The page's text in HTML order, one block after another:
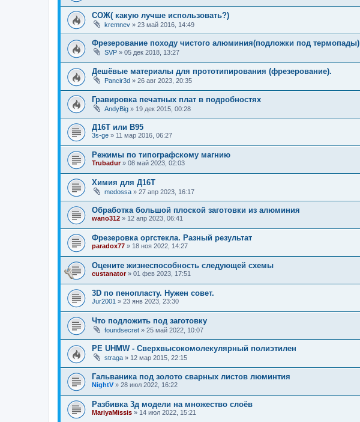
COЖ( какую лучше использовать?)
kremnev » 23 май 2016, 14:49
Фрезерование походу чистого алюминия(подложки под термопады)
SVP » 05 дек 2018, 13:27
Дешёвые материалы для прототипирования (фрезерование).
Pancir3d » 26 авг 2023, 20:35
Гравировка печатных плат в подробностях
AndyBig » 19 дек 2015, 00:28
Д16Т или В95
3s-ge » 11 мар 2016, 06:27
Режимы по типографскому магнию
Trubadur» 08 май 2023, 02:03
Химия для Д16Т
medossa » 27 апр 2023, 16:17
Обработка большой плоской заготовки из алюминия
wano312 » 12 апр 2023, 06:41
Фрезеровка оргстекла. Разный результат
paradox77 » 18 ноя 2022, 14:27
Оцените жизнеспособность следующей схемы
custanator» 01 фев 2023, 17:51
3D по пенопласту. Нужен совет.
Jur2001 » 23 янв 2023, 23:30
Что подложить под заготовку
foundsecret » 25 май 2022, 10:07
PE UHMW - Сверхвысокомолекулярный полиэтилен
straga » 12 мар 2015, 22:15
Гальваника под золото сварных листов люминтия
NightV » 28 июл 2022, 16:22
Разбивка 3д модели на множество слоёв
MariyaMissis » 14 июл 2022, 15:21